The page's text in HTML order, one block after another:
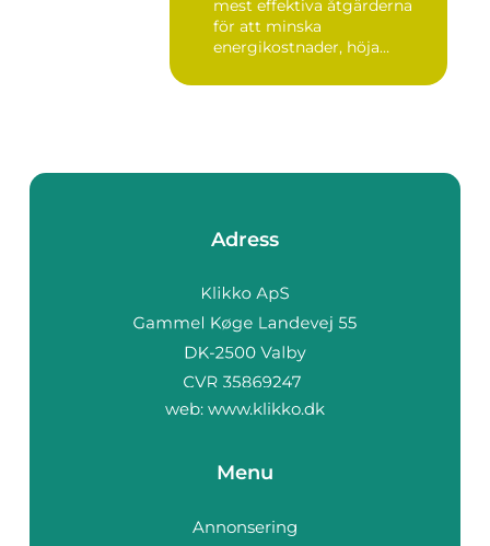
mest effektiva åtgärderna
för att minska
energikostnader, höja
Adress
web: www.klikko.dk
Menu
Annonsering